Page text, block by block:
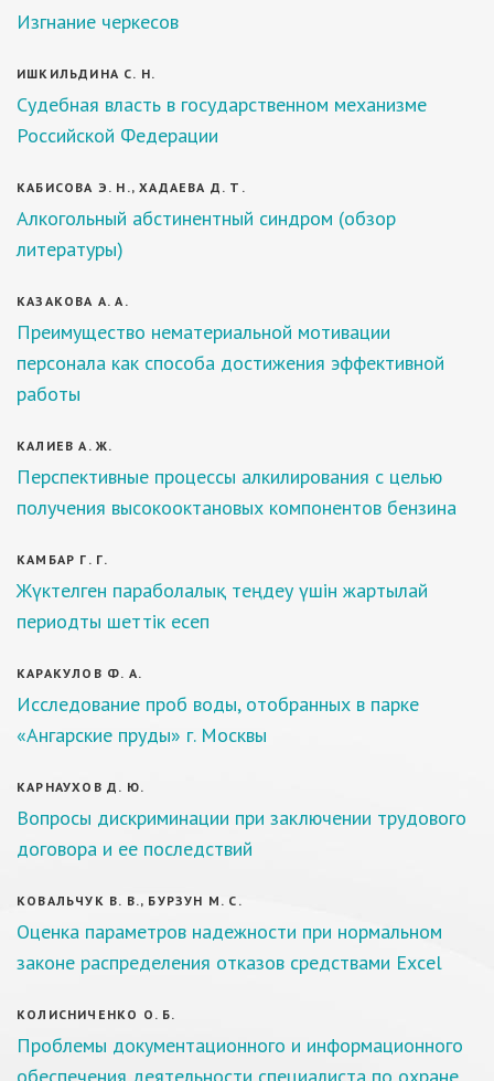
Изгнание черкесов
ИШКИЛЬДИНА С. Н.
Судебная власть в государственном механизме
Российской Федерации
КАБИСОВА Э. Н., ХАДАЕВА Д. Т.
Алкогольный абстинентный синдром (обзор
литературы)
КАЗАКОВА А. А.
Преимущество нематериальной мотивации
персонала как способа достижения эффективной
работы
КАЛИЕВ А. Ж.
Перспективные процессы алкилирования с целью
получения высокооктановых компонентов бензина
КАМБАР Г. Г.
Жүктелген параболалық теңдеу үшін жартылай
периодты шеттік есеп
КАРАКУЛОВ Ф. А.
Исследование проб воды, отобранных в парке
«Ангарские пруды» г. Москвы
КАРНАУХОВ Д. Ю.
Вопросы дискриминации при заключении трудового
договора и ее последствий
КОВАЛЬЧУК В. В., БУРЗУН М. С.
Оценка параметров надежности при нормальном
законе распределения отказов средствами Excel
КОЛИСНИЧЕНКО О. Б.
Проблемы документационного и информационного